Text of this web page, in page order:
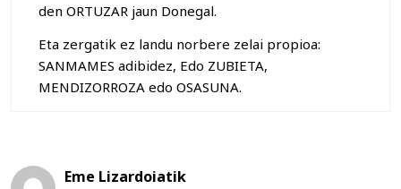
den ORTUZAR jaun Donegal.
Eta zergatik ez landu norbere zelai propioa:
SANMAMES adibidez, Edo ZUBIETA,
MENDIZORROZA edo OSASUNA.
Eme Lizardoiatik